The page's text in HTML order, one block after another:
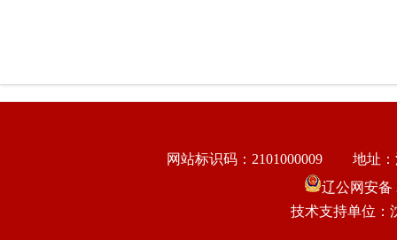
网站标识码：2101000009
地址
辽公网安备
技术支持单位：